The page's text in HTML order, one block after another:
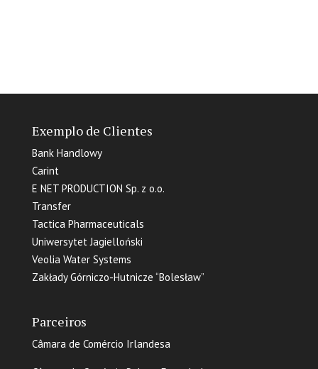
Exemplo de Clientes
Bank Handlowy
Carint
E NET PRODUCTION Sp. z o.o.
Transfer
Tactica Pharmaceuticals
Uniwersytet Jagielloński
Veolia Water Systems
Zakłady Górniczo-Hutnicze “Bolesław”
Parceiros
Câmara de Comércio Irlandesa